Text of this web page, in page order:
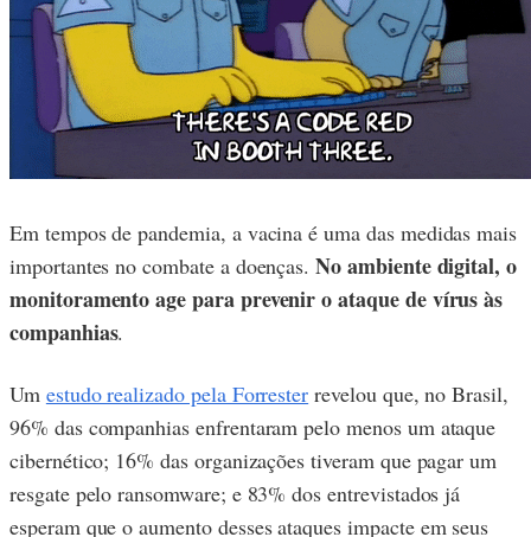
Em tempos de pandemia, a vacina é uma das medidas mais
importantes no combate a doenças.No ambiente digital, o
monitoramento age para prevenir o ataque de vírus às
companhias.
Um estudo realizado pela Forrester revelou que, no Brasil,
96% das companhias enfrentaram pelo menos um ataque
cibernético; 16% das organizações tiveram que pagar um
resgate pelo ransomware; e 83% dos entrevistados já
esperam que o aumento desses ataques impacte em seus